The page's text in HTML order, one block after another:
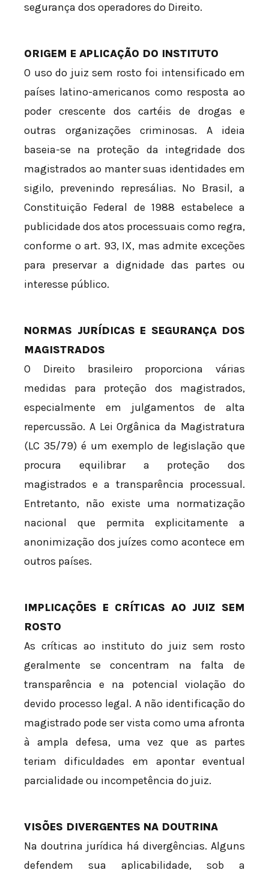
segurança dos operadores do Direito.
ORIGEM E APLICAÇÃO DO INSTITUTO
O uso do juiz sem rosto foi intensificado em
países latino-americanos como resposta ao
poder crescente dos cartéis de drogas e
outras organizações criminosas. A ideia
baseia-se na proteção da integridade dos
magistrados ao manter suas identidades em
sigilo, prevenindo represálias. No Brasil, a
Constituição Federal de 1988 estabelece a
publicidade dos atos processuais como regra,
conforme o art. 93, IX, mas admite exceções
para preservar a dignidade das partes ou
interesse público.
NORMAS JURÍDICAS E SEGURANÇA DOS
MAGISTRADOS
O Direito brasileiro proporciona várias
medidas para proteção dos magistrados,
especialmente em julgamentos de alta
repercussão. A Lei Orgânica da Magistratura
(LC 35/79) é um exemplo de legislação que
procura equilibrar a proteção dos
magistrados e a transparência processual.
Entretanto, não existe uma normatização
nacional que permita explicitamente a
anonimização dos juízes como acontece em
outros países.
IMPLICAÇÕES E CRÍTICAS AO JUIZ SEM
ROSTO
As críticas ao instituto do juiz sem rosto
geralmente se concentram na falta de
transparência e na potencial violação do
devido processo legal. A não identificação do
magistrado pode ser vista como uma afronta
à ampla defesa, uma vez que as partes
teriam dificuldades em apontar eventual
parcialidade ou incompetência do juiz.
VISÕES DIVERGENTES NA DOUTRINA
Na doutrina jurídica há divergências. Alguns
defendem sua aplicabilidade, sob a